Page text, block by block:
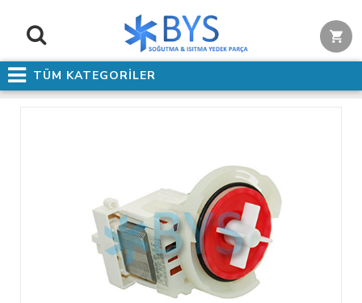
TÜM KATEGORİLER